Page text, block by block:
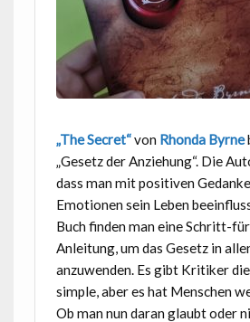
„The Secret“von Rhonda Byrne
„Gesetz der Anziehung“. Die
dass man mit positiven
Emotionen sein Leben
Buch finden man eine Schritt-
Anleitung, um das Gesetz in
anzuwenden. Es gibt Kritiker die
simple, aber es hat Menschen
Ob man nun daran glaubt oder